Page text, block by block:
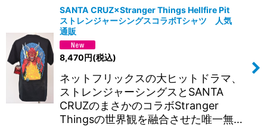
SANTA CRUZ×Stranger Things Hellfire Pit
ストレンジャーシングスコラボTシャツ 人気
通販
8,470円(税込)
ネットフリックスの大ヒットドラマ、
ストレンジャーシングスとSANTA
CRUZのまさかのコラボStranger
Thingsの世界観を融合させた唯一無…